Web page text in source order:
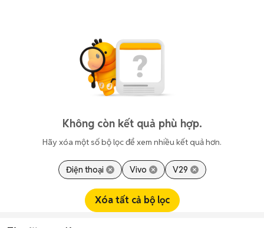
Không còn kết quả phù hợp.
Hãy xóa một số bộ lọc để xem nhiều kết quả hơn.
Điện thoại Vivo V29
Xóa tất cả bộ lọc